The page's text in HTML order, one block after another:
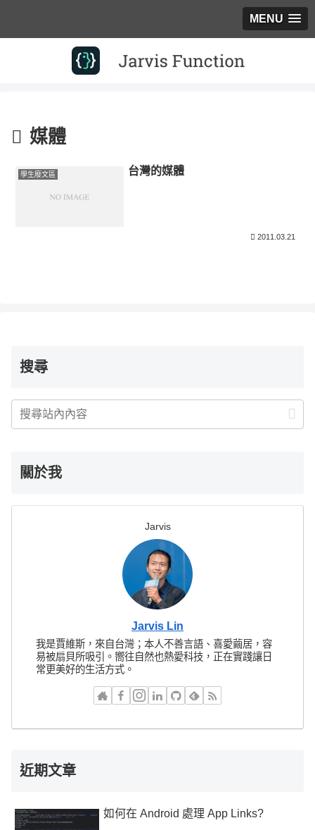
MENU
媒體
學生廢文區 台灣的媒體
2011.03.21
搜尋
關於我
Jarvis
Jarvis Lin
我是賈維斯，來自台灣；本人不善言語、喜愛繭居，容
易被扇貝所吸引。嚮往自然也熱愛科技，正在實踐讓日
常更美好的生活方式。
近期文章
如何在 Android 處理 App Links?